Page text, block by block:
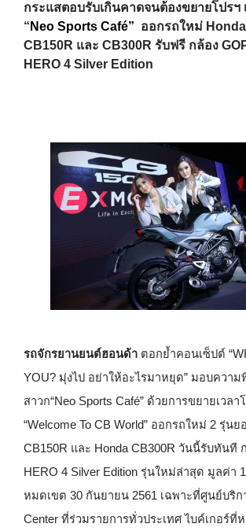
กระแสตอบรับเกินคาดจนต้องขยายโปรฯ
“ Neo Sports Café” ออกรถใหม่ Honda
CB150R และ CB300R รับฟรี กล้อง
HERO 4 Silver Edition
รถจักรยานยนต์ฮอนด้า ตอกย้ำคอนเซ็ปต์ “
YOU? มุ่งไป อย่าให้อะไรมาหยุด” มอบความ
สาวก“Neo Sports Café” ด้วยการขยายเวลา
“Welcome To CB World” ออกรถใหม่ 2 รุ่นย
CB150R และ Honda CB300R วันนี้รับทันที
HERO 4 Silver Edition รุ่นใหม่ล่าสุด มูลค่า
หมดเขต 30 กันยายน 2561 เฉพาะที่ศูนย์บริก
Center ที่ร่วมรายการทั่วประเทศ ไบค์เกอร์ที่